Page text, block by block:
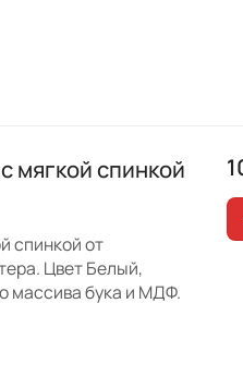
мягкой спинкой
спинкой от
Цвет Белый,
массива бука и МДФ.